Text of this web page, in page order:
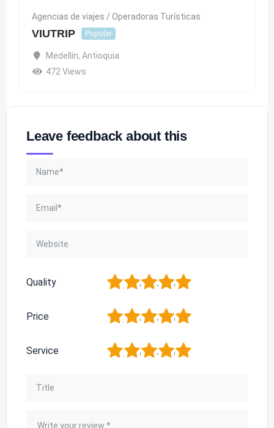
Agencias de viajes / Operadoras Turísticas
VIUTRIP Popular
Medellín, Antioquia
472 Views
Leave feedback about this
Quality 5
4
3
2
Price 5
4
3
2
Service 5
4
3
2